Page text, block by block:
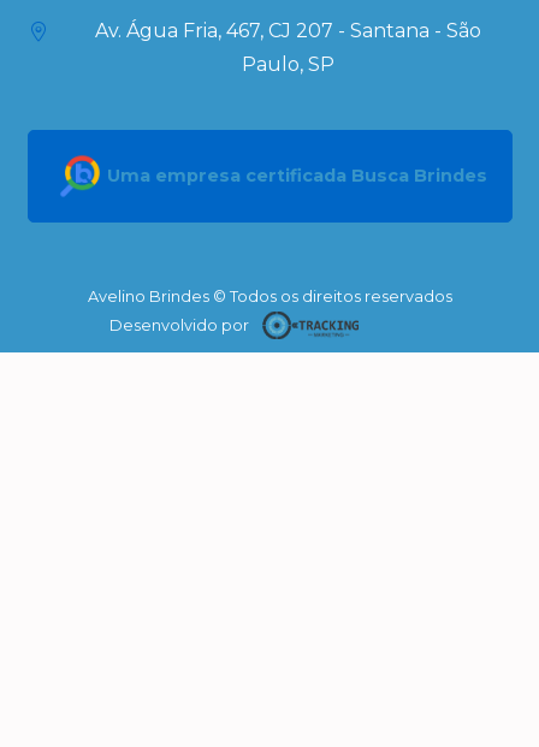
Av. Água Fria, 467, CJ 207 - Santana - São
Paulo, SP
Uma empresa certificada Busca Brindes
Avelino Brindes © Todos os direitos reservados
Desenvolvido por